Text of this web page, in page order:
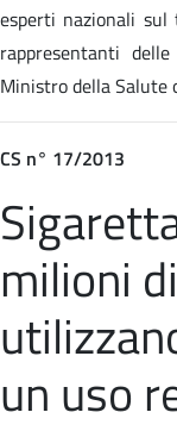
esperti nazionali
rappresentanti
Ministro della Salute
CS n° 17/2013
milioni
un uso